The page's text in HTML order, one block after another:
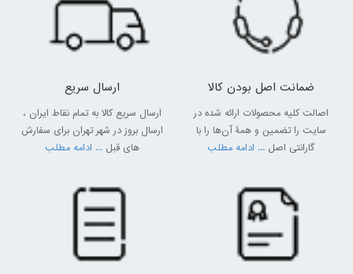
ضمانت اصل بودن کالا
اصالت کلیه محصولات ارائه شده در
سایت را تضمین و همۀ آن‌ها را با
گارانتی اصل ... ادامه مطلب
ارسال سریع
ارسال سریع کالا به تمام نقاط ایران ،
ارسال بروز در شهر تهران برای سفارش
های قبل ... ادامه مطلب